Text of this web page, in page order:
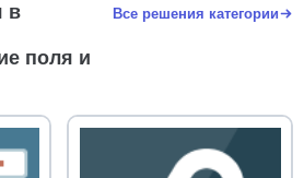
в
поля и
Все решения категории